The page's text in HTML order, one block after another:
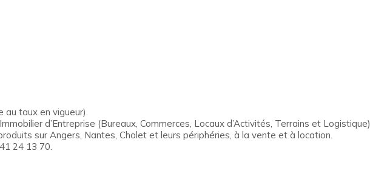
taux en vigueur).
d’Entreprise (Bureaux, Commerces, Locaux d’Activités, Terrains et Logistique).
sur Angers, Nantes, Cholet et leurs périphéries, à la vente et à location.
24 13 70.